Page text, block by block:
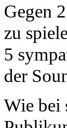
Gegen
zu
5
der
Wie bei